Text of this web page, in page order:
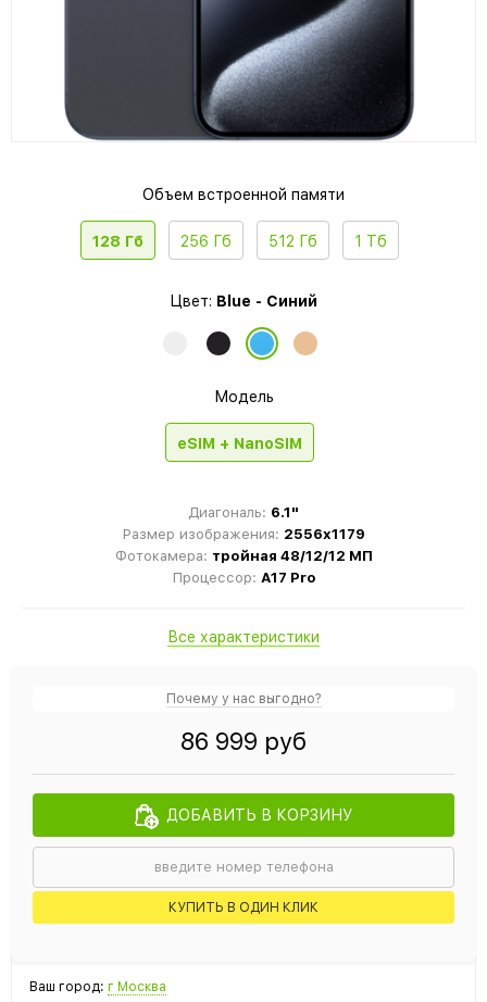
Объем встроенной памяти
128 Гб 256 Гб 512 Гб 1 Тб
Цвет: Blue - Синий
Модель
eSIM + NanoSIM
Диагональ: 6.1"
Размер изображения: 2556x1179
Фотокамера: тройная 48/12/12 МП
Процессор: A17 Pro
Все характеристики
Почему у нас выгодно?
86 999 руб
ДОБАВИТЬ В КОРЗИНУ
КУПИТЬ В ОДИН КЛИК
Ваш город: г Москва